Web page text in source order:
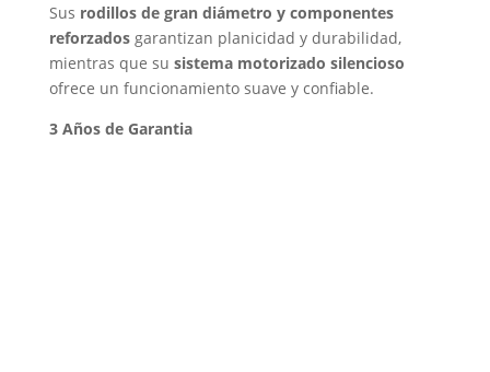
Sus rodillos de gran diámetro y componentes
reforzadosgarantizan planicidad y durabilidad,
mientras que su sistema motorizado silencioso
ofrece un funcionamiento suave y confiable.
3 Años de Garantia